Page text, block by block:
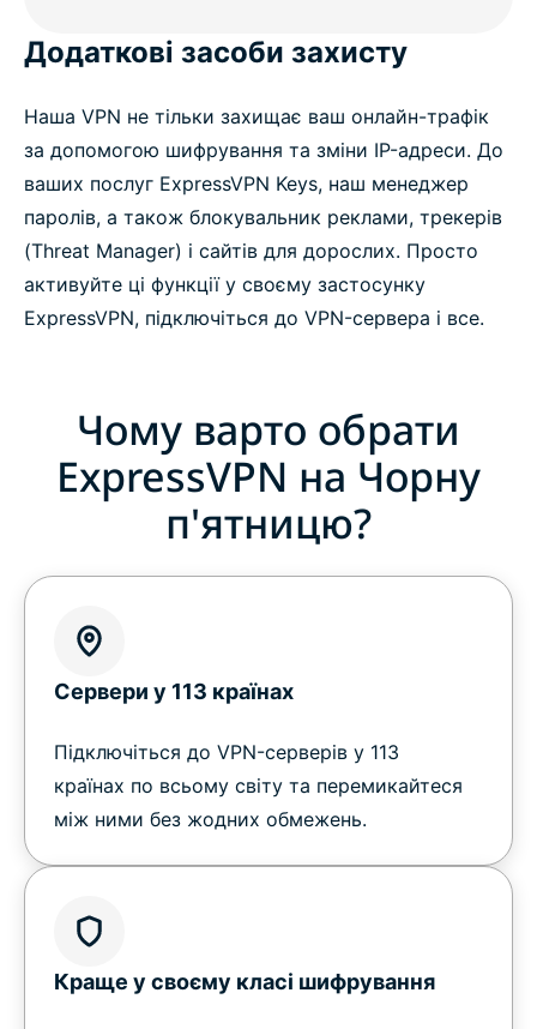
Додаткові засоби захисту
Наша VPN не тільки захищає ваш онлайн-трафік
за допомогою шифрування та зміни IP-адреси. До
ваших послуг ExpressVPN Keys, наш менеджер
паролів, а також блокувальник реклами, трекерів
(Threat Manager) і сайтів для дорослих. Просто
активуйте ці функції у своєму застосунку
ExpressVPN, підключіться до VPN-сервера і все.
Чому варто обрати
ExpressVPN на Чорну
п'ятницю?
Сервери у 113 країнах
Підключіться до VPN-серверів у 113
країнах по всьому світу та перемикайтеся
між ними без жодних обмежень.
Краще у своєму класі шифрування